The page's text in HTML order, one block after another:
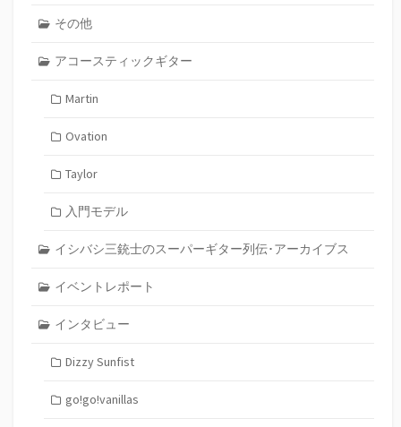
その他
アコースティックギター
Martin
Ovation
Taylor
入門モデル
イシバシ三銃士のスーパーギター列伝･アーカイブス
イベントレポート
インタビュー
Dizzy Sunfist
go!go!vanillas